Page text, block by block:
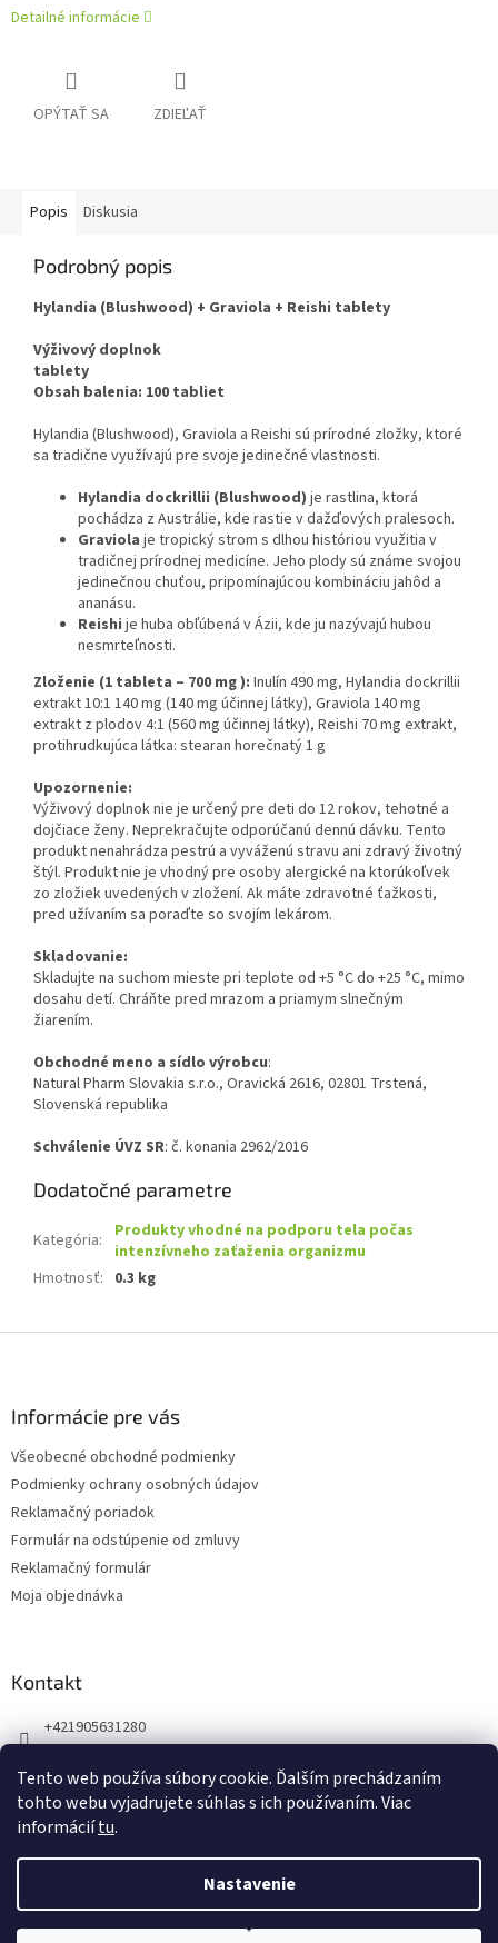
Tento web používa súbory cookie. Ďalším prechádzaním
tohto webu vyjadrujete súhlas s ich používaním. Viac
informáciítu.
Nastavenie
Detailné informácie
OPÝTAŤ SA ZDIEĽAŤ
Popis Diskusia
Podrobný popis
Hylandia (Blushwood) + Graviola + Reishi tablety
Výživový doplnok
tablety
Obsah balenia: 100 tabliet
Hylandia (Blushwood), Graviola a Reishi sú prírodné zložky, ktoré
sa tradične využívajú pre svoje jedinečné vlastnosti.
Hylandia dockrillii (Blushwood) je rastlina, ktorá
pochádza z Austrálie, kde rastie v dažďových pralesoch.
Graviola je tropický strom s dlhou históriou využitia v
tradičnej prírodnej medicíne. Jeho plody sú známe svojou
jedinečnou chuťou, pripomínajúcou kombináciu jahôd a
ananásu.
Reishi je huba obľúbená v Ázii, kde ju nazývajú hubou
nesmrteľnosti.
Zloženie (1 tableta – 700 mg ): Inulín 490 mg, Hylandia dockrillii
extrakt 10:1 140 mg (140 mg účinnej látky), Graviola 140 mg
extrakt z plodov 4:1 (560 mg účinnej látky), Reishi 70 mg extrakt,
protihrudkujúca látka: stearan horečnatý 1 g
Upozornenie:
Výživový doplnok nie je určený pre deti do 12 rokov, tehotné a
dojčiace ženy. Neprekračujte odporúčanú dennú dávku. Tento
produkt nenahrádza pestrú a vyváženú stravu ani zdravý životný
štýl. Produkt nie je vhodný pre osoby alergické na ktorúkoľvek
zo zložiek uvedených v zložení. Ak máte zdravotné ťažkosti,
pred užívaním sa poraďte so svojím lekárom.
Skladovanie:
Skladujte na suchom mieste pri teplote od +5 °C do +25 °C, mimo
dosahu detí. Chráňte pred mrazom a priamym slnečným
žiarením.
Obchodné meno a sídlo výrobcu:
Natural Pharm Slovakia s.r.o., Oravická 2616, 02801 Trstená,
Slovenská republika
Schválenie ÚVZ SR: č. konania 2962/2016
Dodatočné parametre
Kategória:
Produkty vhodné na podporu tela počas
intenzívneho zaťaženia organizmu
Hmotnosť: 0.3 kg
Informácie pre vás
Všeobecné obchodné podmienky
Podmienky ochrany osobných údajov
Reklamačný poriadok
Formulár na odstúpenie od zmluvy
Reklamačný formulár
Moja objednávka
Kontakt
+421905631280
123zdravie.sk/
Vytvoril Shoptet